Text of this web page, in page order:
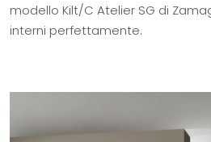
modello Kilt/C Atelier SG di
interni perfettamente.